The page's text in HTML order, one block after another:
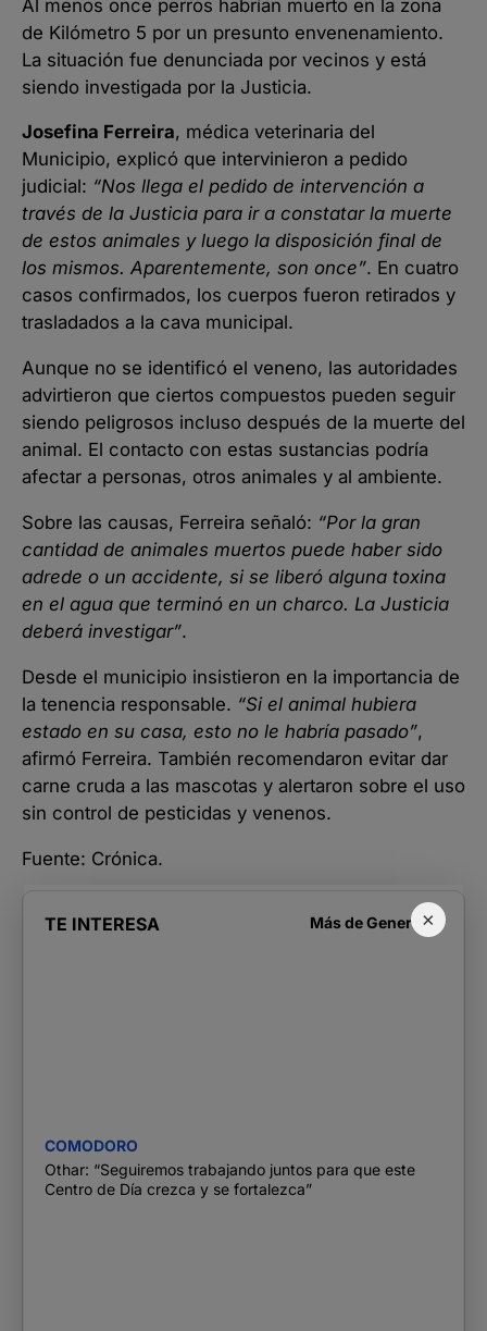
×
Al menos once perros habrían muerto en la zona
de Kilómetro 5 por un presunto envenenamiento.
La situación fue denunciada por vecinos y está
siendo investigada por la Justicia.
Josefina Ferreira, médica veterinaria del
Municipio, explicó que intervinieron a pedido
judicial: “Nos llega el pedido de intervención a
través de la Justicia para ir a constatar la muerte
de estos animales y luego la disposición final de
los mismos. Aparentemente, son once”. En cuatro
casos confirmados, los cuerpos fueron retirados y
trasladados a la cava municipal.
Aunque no se identificó el veneno, las autoridades
advirtieron que ciertos compuestos pueden seguir
siendo peligrosos incluso después de la muerte del
animal. El contacto con estas sustancias podría
afectar a personas, otros animales y al ambiente.
Sobre las causas, Ferreira señaló: “Por la gran
cantidad de animales muertos puede haber sido
adrede o un accidente, si se liberó alguna toxina
en el agua que terminó en un charco. La Justicia
deberá investigar”.
Desde el municipio insistieron en la importancia de
la tenencia responsable. “Si el animal hubiera
estado en su casa, esto no le habría pasado”,
afirmó Ferreira. También recomendaron evitar dar
carne cruda a las mascotas y alertaron sobre el uso
sin control de pesticidas y venenos.
Fuente: Crónica.
TE INTERESA Más deGenerales
COMODORO
Othar: “Seguiremos trabajando juntos para que este
Centro de Día crezca y se fortalezca”